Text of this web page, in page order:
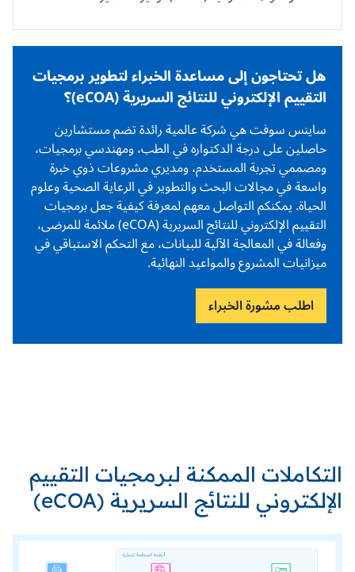
هل تحتاجون إلى مساعدة الخبراء لتطوير برمجيات
التقييم الإلكتروني للنتائج السريرية (eCOA)؟
ساينس سوفت هي شركة عالمية رائدة تضم مستشارين
حاصلين على درجة الدكتواره في الطب، ومهندسي برمجيات،
ومصممي تجربة المستخدم، ومديري مشروعات ذوي خبرة
واسعة في مجالات البحث والتطوير في الرعاية الصحية وعلوم
الحياة. يمكنكم التواصل معهم لمعرفة كيفية جعل برمجيات
التقييم الإلكتروني للنتائج السريرية (eCOA) ملائمة للمرضى،
وفعالة في المعالجة الآلية للبيانات، مع التحكم الاستباقي في
ميزانيات المشروع والمواعيد النهائية.
اطلب مشورة الخبراء
التكاملات الممكنة لبرمجيات التقييم
الإلكتروني للنتائج السريرية (eCOA
)